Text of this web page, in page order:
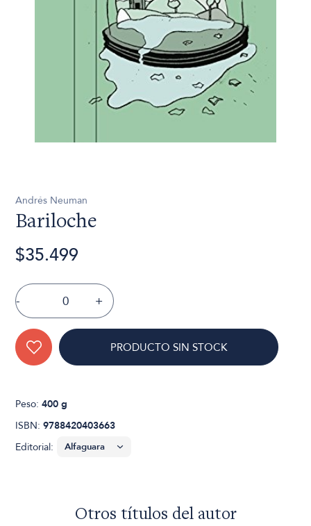
Andrés Neuman
Bariloche
$35.499
- +
PRODUCTO SIN STOCK
Peso:400 g
ISBN:9788420403663
Editorial:
Otros títulos del autor